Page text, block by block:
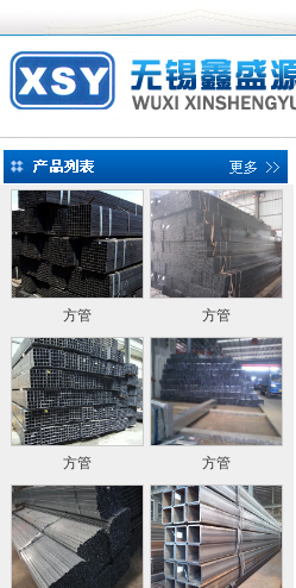
方管 方管
方管 方管